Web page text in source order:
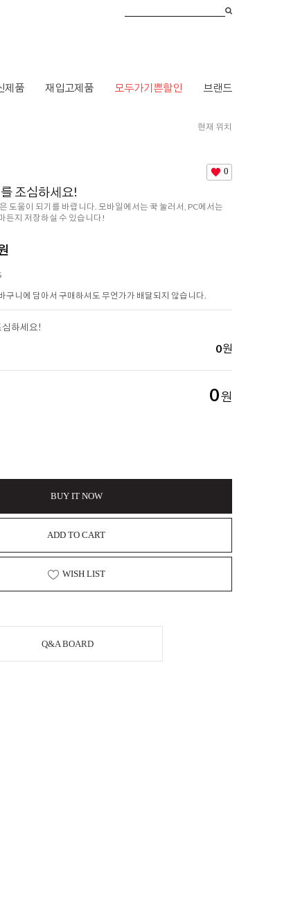
제품 재입고제품 모두가기쁜할인 브랜드
현재 위치
0
조심하세요!
도움이 되기를 바랍니다. 모바일에서는 꾹 눌러서, PC에서는
든지 저장하실 수 있습니다!
구니에 담아서 구매하셔도 무언가가 배달되지 않습니다.
하세요!
0원
0원
BUY IT NOW
ADD TO CART
WISH LIST
Q&A BOARD